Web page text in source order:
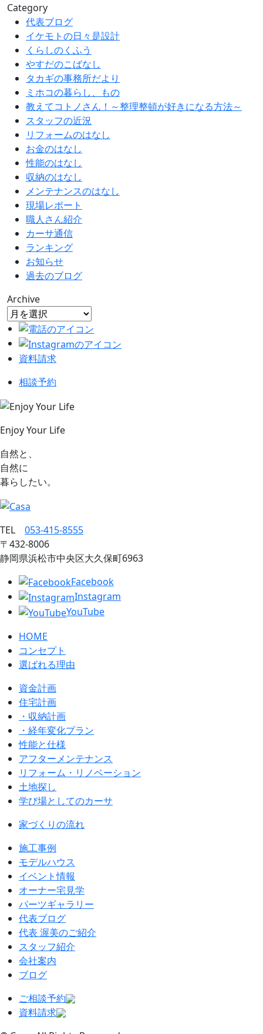
Category
代表ブログ
イケモトの日々是設計
くらしのくふう
やすだのこばなし
タカギの事務所だより
ミホコの暮らし、もの
教えてコトノさん！～整理整頓が好きになる方法～
スタッフの近況
リフォームのはなし
お金のはなし
性能のはなし
収納のはなし
メンテナンスのはなし
現場レポート
職人さん紹介
カーサ通信
ランキング
お知らせ
過去のブログ
Archive
資料請求
相談予約
Enjoy Your Life
自然と、
自然に
暮らしたい。
TEL 053‐415‐8555
〒432‐8006
静岡県浜松市中央区大久保町6963
Facebook
Instagram
YouTube
HOME
コンセプト
選ばれる理由
資金計画
住宅計画
・収納計画
・経年変化プラン
性能と仕様
アフターメンテナンス
リフォーム・リノベーション
土地探し
学び場としてのカーサ
家づくりの流れ
施工事例
モデルハウス
イベント情報
オーナー宅見学
パーツギャラリー
代表ブログ
代表 渥美のご紹介
スタッフ紹介
会社案内
ブログ
ご相談予約
資料請求